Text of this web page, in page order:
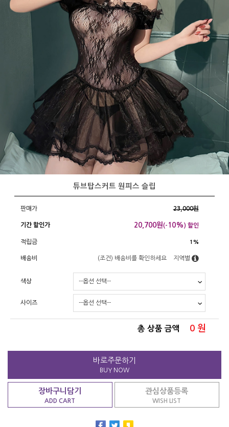
튜브탑스커트 원피스 슬립
판매가 23,000원
기간 할인가 20,700원(- 10%) 할인
적립금 1%
배송비 (조건) 배송비를 확인하세요 지역별
색상
사이즈
총 상품 금액 0 원
바로주문하기
BUY NOW
장바구니담기
ADD CART
관심상품등록
WISH LIST